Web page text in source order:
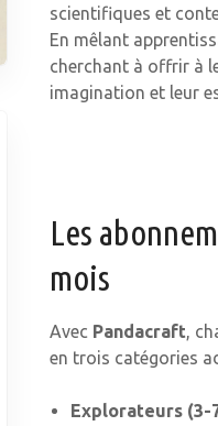
scientifiques et
En mêlant
cherchant à offrir à
imagination et leur
Les
mois
Avec Pandacraft,
en trois catégories
Explorateurs (3-